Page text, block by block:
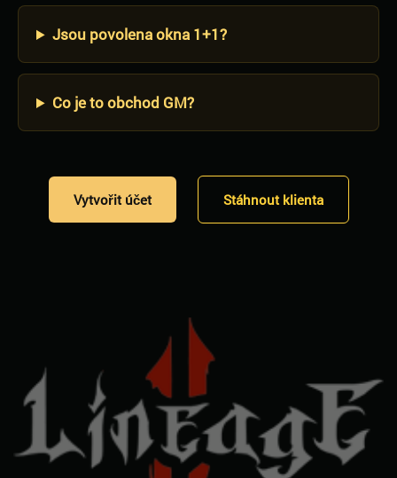
Jsou povolena okna 1+1?
Co je to obchod GM?
Vytvořit účet Stáhnout klienta